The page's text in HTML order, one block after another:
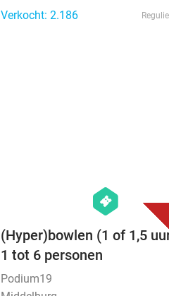
Verkocht: 2.186
hexagon
events
(Hyper)bowlen (1 of 1,5
1 tot 6 personen
Podium19